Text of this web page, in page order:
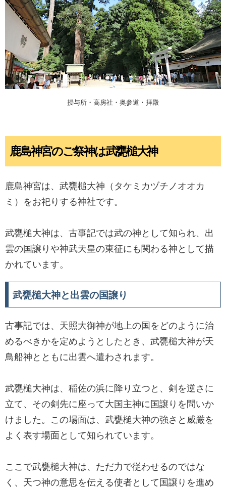
授与所・高房社・奥参道・拝殿
鹿島神宮のご祭神は武甕槌大神
鹿島神宮は、武甕槌大神（タケミカヅチノオオカ
ミ）をお祀りする神社です。
武甕槌大神は、古事記では武の神として知られ、出
雲の国譲りや神武天皇の東征にも関わる神として描
かれています。
武甕槌大神と出雲の国譲り
古事記では、天照大御神が地上の国をどのように治
めるべきかを定めようとしたとき、武甕槌大神が天
鳥船神とともに出雲へ遣わされます。
武甕槌大神は、稲佐の浜に降り立つと、剣を逆さに
立て、その剣先に座って大国主神に国譲りを問いか
けました。この場面は、武甕槌大神の強さと威厳を
よく表す場面として知られています。
ここで武甕槌大神は、ただ力で従わせるのではな
く、天つ神の意思を伝える使者として国譲りを進め